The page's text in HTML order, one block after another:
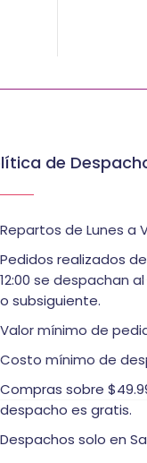
de
Repartos de Lunes a
Pedidos realizados
12:00 se despachan
o subsiguiente.
Valor mínimo de
Costo mínimo de
Compras sobre
despacho es gratis.
Despachos solo en